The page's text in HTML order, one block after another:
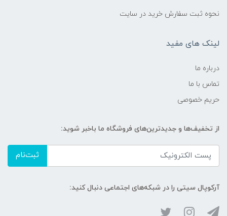
نحوه ثبت سفارش خرید در سایت
لینک های مفید
درباره ما
تماس با ما
حریم خصوصی
از تخفیف‌ها و جدیدترین‌های فروشگاه ما باخبر شوید:
ثبت‌نام
آرکوپال سیتی را در شبکه‌های اجتماعی دنبال کنید: